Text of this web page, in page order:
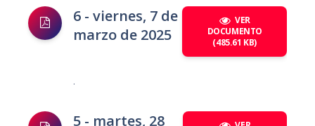
6 - viernes, 7 de
marzo de 2025
VER
DOCUMENTO
(485.61 KB)
.
5 - martes, 28